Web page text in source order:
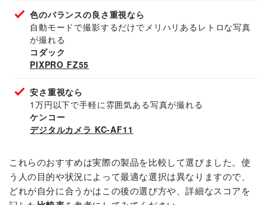
色のバランスの良さ重視なら
自動モードで撮影するだけでメリハリあるレトロな写真
が撮れる
コダック
PIXPRO FZ55
安さ重視なら
1万円以下で手軽に雰囲気ある写真が撮れる
ケンコー
デジタルカメラ KC-AF11
これらのおすすめは実際の製品を比較して選びました。使
う人の目的や状況によって最適な選択は異なりますので、
どれが自分に合うかはこの後の選び方や、詳細なスコアを